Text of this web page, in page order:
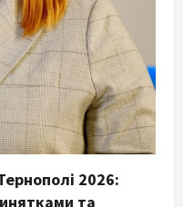
2026:
та